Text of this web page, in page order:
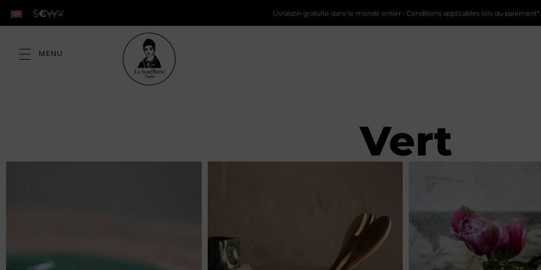
$€₩¥ Livraison gratuite dans le monde entier • Conditions applicables lors du paiement*
Vert